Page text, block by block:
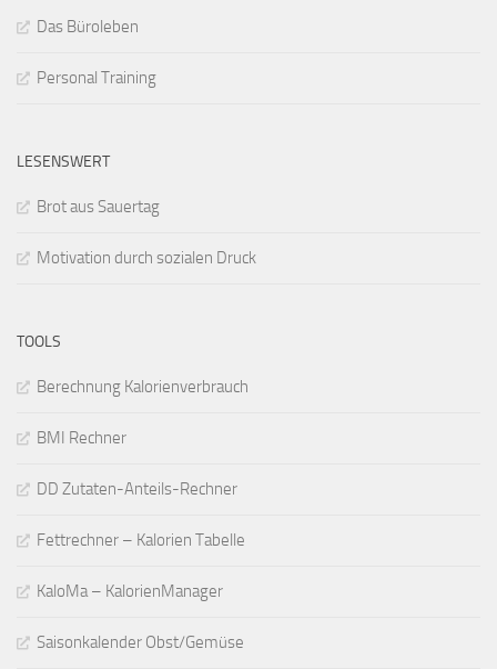
Das Büroleben
Personal Training
LESENSWERT
Brot aus Sauertag
Motivation durch sozialen Druck
TOOLS
Berechnung Kalorienverbrauch
BMI Rechner
DD Zutaten-Anteils-Rechner
Fettrechner – Kalorien Tabelle
KaloMa – KalorienManager
Saisonkalender Obst/Gemüse